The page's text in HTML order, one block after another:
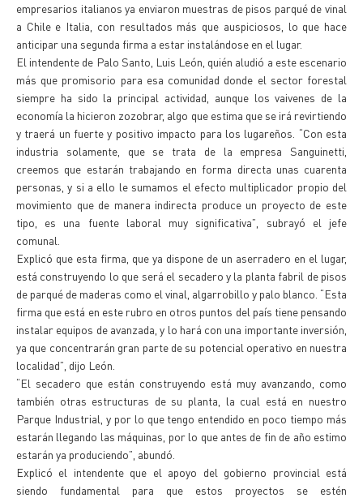
empresarios italianos ya enviaron muestras de pisos parqué de vinal
a Chile e Italia, con resultados más que auspiciosos, lo que hace
anticipar una segunda firma a estar instalándose en el lugar.
El intendente de Palo Santo, Luis León, quién aludió a este escenario
más que promisorio para esa comunidad donde el sector forestal
siempre ha sido la principal actividad, aunque los vaivenes de la
economía la hicieron zozobrar, algo que estima que se irá revirtiendo
y traerá un fuerte y positivo impacto para los lugareños. “Con esta
industria solamente, que se trata de la empresa Sanguinetti,
creemos que estarán trabajando en forma directa unas cuarenta
personas, y si a ello le sumamos el efecto multiplicador propio del
movimiento que de manera indirecta produce un proyecto de este
tipo, es una fuente laboral muy significativa”, subrayó el jefe
comunal.
Explicó que esta firma, que ya dispone de un aserradero en el lugar,
está construyendo lo que será el secadero y la planta fabril de pisos
de parqué de maderas como el vinal, algarrobillo y palo blanco. “Esta
firma que está en este rubro en otros puntos del país tiene pensando
instalar equipos de avanzada, y lo hará con una importante inversión,
ya que concentrarán gran parte de su potencial operativo en nuestra
localidad”, dijo León.
“El secadero que están construyendo está muy avanzando, como
también otras estructuras de su planta, la cual está en nuestro
Parque Industrial, y por lo que tengo entendido en poco tiempo más
estarán llegando las máquinas, por lo que antes de fin de año estimo
estarán ya produciendo”, abundó.
Explicó el intendente que el apoyo del gobierno provincial está
siendo fundamental para que estos proyectos se estén